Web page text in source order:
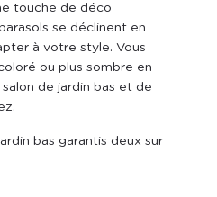
touche de déco
se déclinent en
à votre style. Vous
ou plus sombre en
de jardin bas et de
bas garantis deux sur